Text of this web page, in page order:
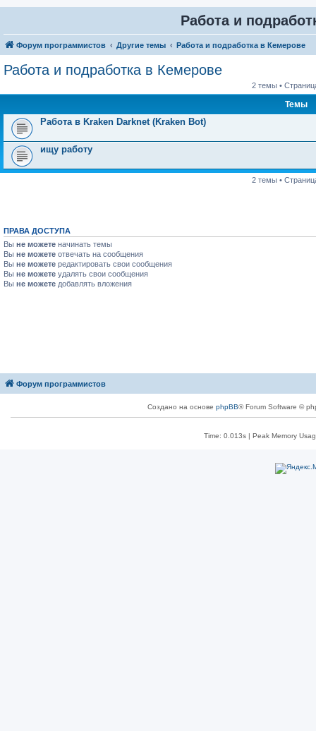
Работа и
Форум программистов Другие темы Работа и подработка в Кемерове
Работа и подработка в Кемерове
2 темы •
Темы
Работа в Kraken Darknet (Kraken Bot)
ищу работу
2 темы •
ПРАВА ДОСТУПА
Вы не можете начинать темы
Вы не можете отвечать на сообщения
Вы не можете редактировать свои сообщения
Вы не можете удалять свои сообщения
Вы не можете добавлять вложения
Форум программистов
Создано на основе phpBB® Forum Software ©
Time: 0.013s| Peak Memory